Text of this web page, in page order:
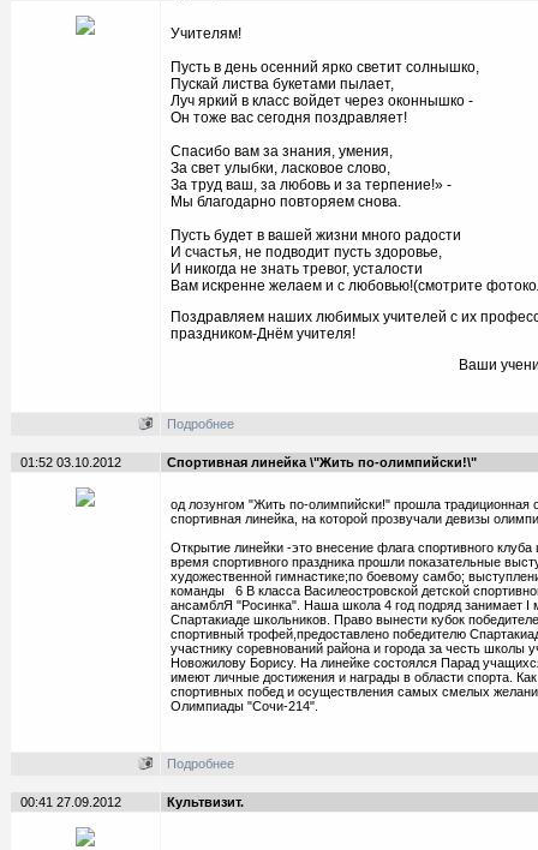
Учителям!
Пусть в день осенний ярко светит солнышко,
Пускай листва букетами пылает,
Луч яркий в класс войдет через оконнышко -
Он тоже вас сегодня поздравляет!
Спасибо вам за знания, умения,
За свет улыбки, ласковое слово,
За труд ваш, за любовь и за терпение!» -
Мы благодарно повторяем снова.
Пусть будет в вашей жизни много радости
И счастья, не подводит пусть здоровье,
И никогда не знать тревог, усталости
Вам искренне желаем и с любовью!(смотрите
Поздравляем наших любимых учителей с их
праздником-Днём учителя!
Ваши
Подробнее
01:52 03.10.2012 Спортивная линейка \"Жить по-олимпийски!\"
од лозунгом "Жить по-олимпийски!" прошла традиционная
спортивная линейка, на которой прозвучали девизы
Открытие линейки -это внесение флага спортивного
время спортивного праздника прошли показательные
художественной гимнастике;по боевому самбо;
команды 6 В класса Василеостровской детской
ансамблЯ "Росинка". Наша школа 4 год подряд занимает I
Спартакиаде школьников. Право вынести кубок
спортивный трофей,предоставлено победителю
участнику соревнований района и города за честь школы
Новожилову Борису. На линейке состоялся Парад
имеют личные достижения и награды в области спорта.
спортивных побед и осуществления самых смелых
Олимпиады "Сочи-214".
Подробнее
00:41 27.09.2012 Культвизит.